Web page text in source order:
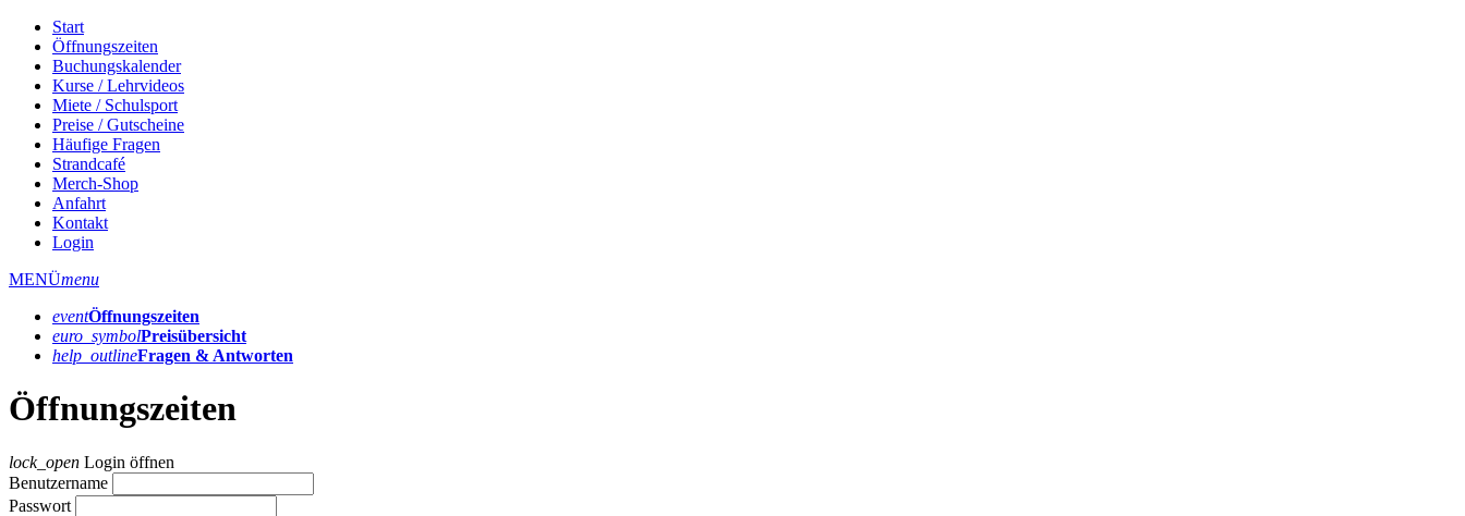
Start
Öffnungszeiten
Buchungskalender
Kurse / Lehrvideos
Miete / Schulsport
Preise / Gutscheine
Häufige Fragen
Strandcafé
Merch-Shop
Anfahrt
Kontakt
Login
MENÜmenu
eventÖffnungs­zeiten
euro_symbolPreis­übersicht
help_outlineFragen & Antworten
Öffnungszeiten
lock_open Login öffnen
Benutzername
Passwort